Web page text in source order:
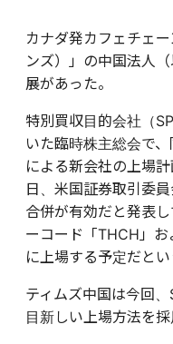
カナダ発カフェチェ
ンズ）」の中国法人
展があった。
特別買収目的会社（
いた臨時株主総会で
による新会社の上場
日、米国証券取引委
合併が有効だと発表
ーコード「THCH」
に上場する予定だとい
ティムズ中国は今回
目新しい上場方法を採